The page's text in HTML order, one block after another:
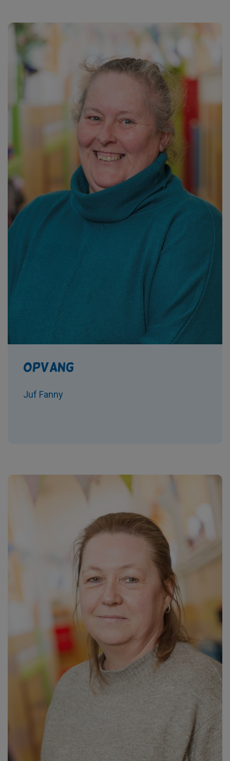
Opvang
Juf Fanny